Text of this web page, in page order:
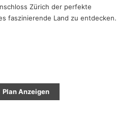
Zürich der perfekte
faszinierende Land zu entdecken.
Plan Anzeigen